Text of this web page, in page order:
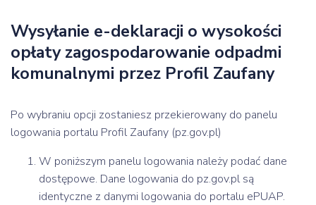
Wysyłanie e-deklaracji o wysokości
opłaty zagospodarowanie odpadmi
komunalnymi przez Profil Zaufany
Po wybraniu opcji zostaniesz przekierowany do panelu
logowania portalu Profil Zaufany (pz.gov.pl)
W poniższym panelu logowania należy podać dane
dostępowe. Dane logowania do pz.gov.pl są
identyczne z danymi logowania do portalu ePUAP.